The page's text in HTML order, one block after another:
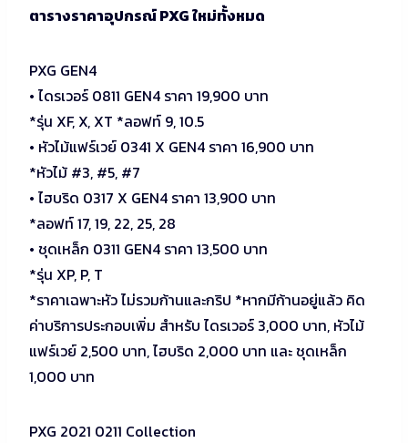
ตารางราคาอุปกรณ์ PXG ใหม่ทั้งหมด
PXG GEN4
• ไดรเวอร์ 0811 GEN4 ราคา 19,900 บาท
*รุ่น XF, X, XT *ลอฟท์ 9, 10.5
• หัวไม้แฟร์เวย์ 0341 X GEN4 ราคา 16,900 บาท
*หัวไม้ #3, #5, #7
• ไฮบริด 0317 X GEN4 ราคา 13,900 บาท
*ลอฟท์ 17, 19, 22, 25, 28
• ชุดเหล็ก 0311 GEN4 ราคา 13,500 บาท
*รุ่น XP, P, T
*ราคาเฉพาะหัว ไม่รวมก้านและกริป *หากมีก้านอยู่แล้ว คิด
ค่าบริการประกอบเพิ่ม สำหรับ ไดรเวอร์ 3,000 บาท, หัวไม้
แฟร์เวย์ 2,500 บาท, ไฮบริด 2,000 บาท และ ชุดเหล็ก
1,000 บาท
PXG 2021 0211 Collection